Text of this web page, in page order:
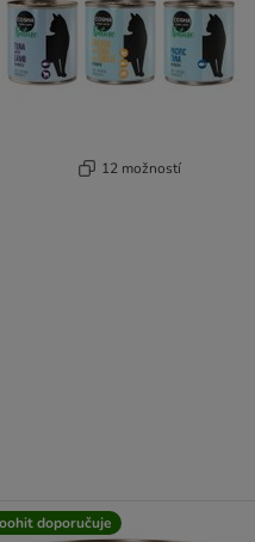
12 možností
doporučuje